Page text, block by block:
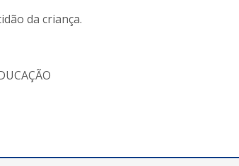
da criança.